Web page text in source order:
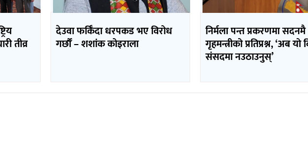
तीव्र
देउवा फर्किँदा धरपकड भए विरोध
गर्छौँं – शशांक कोइराला
निर्मला पन्त प्रकरणमा सदनमै
गृहमन्त्रीको प्रतिप्रश्न, ‘अब यो
संसदमा नउठाउनुस्’